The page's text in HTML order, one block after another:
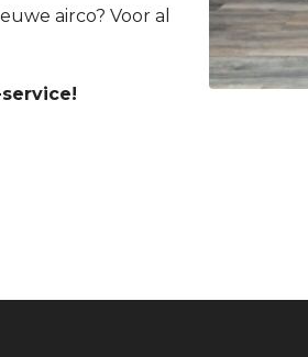
airco? Voor al